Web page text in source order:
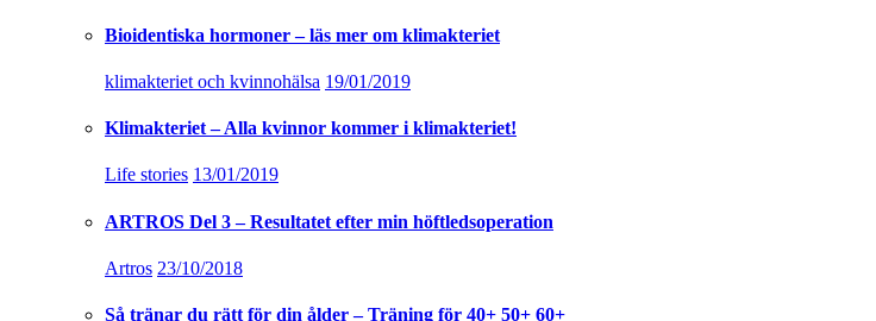
Bioidentiska hormoner – läs mer om klimakteriet
klimakteriet och kvinnohälsa 19/01/2019
Klimakteriet – Alla kvinnor kommer i klimakteriet!
Life stories 13/01/2019
ARTROS Del 3 – Resultatet efter min höftledsoperation
Artros 23/10/2018
Så tränar du rätt för din ålder – Träning för 40+ 50+ 60+